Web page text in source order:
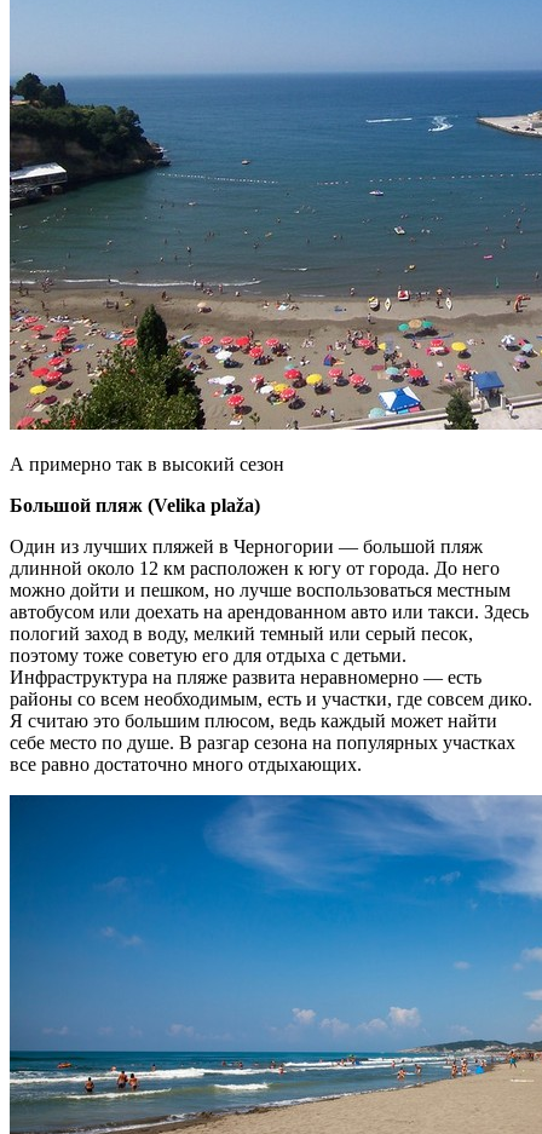
А примерно так в высокий сезон
Большой пляж (Velika plaža)
Один из лучших пляжей в Черногории — большой пляж
длинной около 12 км расположен к югу от города. До него
можно дойти и пешком, но лучше воспользоваться местным
автобусом или доехать на арендованном авто или такси. Здесь
пологий заход в воду, мелкий темный или серый песок,
поэтому тоже советую его для отдыха с детьми.
Инфраструктура на пляже развита неравномерно — есть
районы со всем необходимым, есть и участки, где совсем дико.
Я считаю это большим плюсом, ведь каждый может найти
себе место по душе. В разгар сезона на популярных участках
все равно достаточно много отдыхающих.